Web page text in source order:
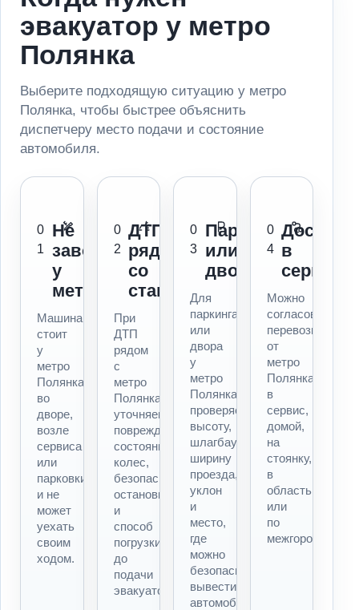
эвакуатор у метро
Полянка
Выберите подходящую ситуацию у метро
Полянка, чтобы быстрее объяснить
диспетчеру место подачи и состояние
автомобиля.
0
1
Не
заводится
у
метро
Машина
стоит
у
метро
Полянка,
во
дворе,
возле
сервиса
или
парковки
и не
может
уехать
своим
ходом.
0
2
ДТП
рядом
со
станцией
При
ДТП
рядом
с
метро
Полянка
уточняем
повреждения,
состояние
колес,
безопасность
остановки
и
способ
погрузки
до
подачи
эвакуатора.
0
3
Паркинг
или
двор
Для
паркинга
или
двора
у
метро
Полянка
проверяем
высоту,
шлагбаум,
ширину
проезда,
уклон
и
место,
где
можно
безопасно
вывести
автомобиль.
0
4
в
сервис
Можно
согласовать
перевозку
от
метро
Полянка
в
сервис,
домой,
на
стоянку,
в
область
или
по
межгороду.